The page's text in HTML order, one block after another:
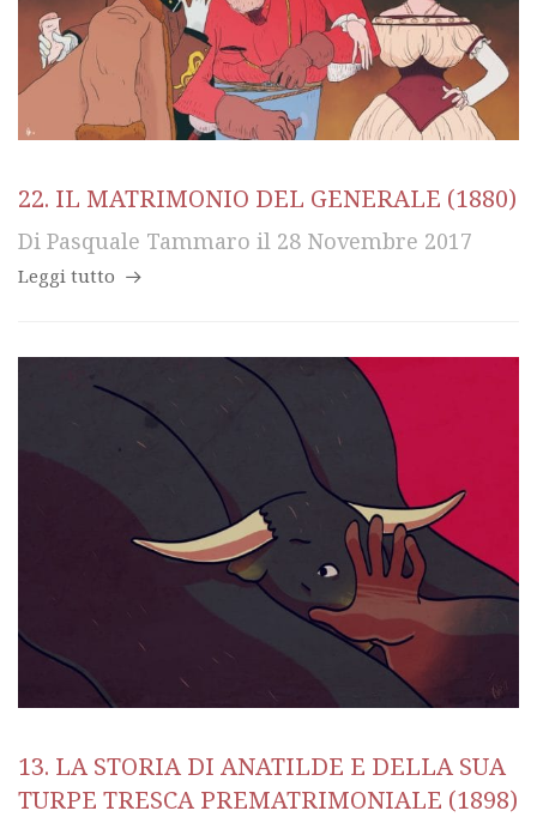
22. IL MATRIMONIO DEL GENERALE (1880)
Di Pasquale Tammaro il 28 Novembre 2017
Leggi tutto
13. LA STORIA DI ANATILDE E DELLA SUA
TURPE TRESCA PREMATRIMONIALE (1898)